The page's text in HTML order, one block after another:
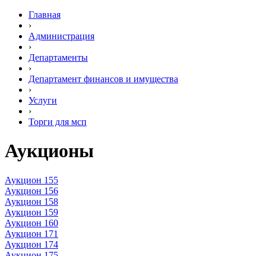
Главная
›
Администрация
›
Департаменты
›
Департамент финансов и имущества
›
Услуги
›
Торги для мсп
Аукционы
Аукцион 155
Аукцион 156
Аукцион 158
Аукцион 159
Аукцион 160
Аукцион 1 71
Аукцион 174